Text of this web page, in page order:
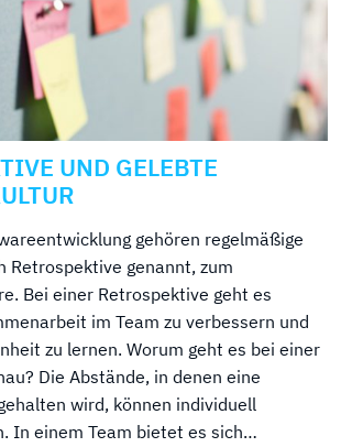
UND GELEBTE
gehören regelmäßige
Retrospektive genannt, zum
Bei einer Retrospektive geht es
im Team zu verbessern und
zu lernen. Worum geht es bei einer
Die Abstände, in denen eine
wird, können individuell
In einem Team bietet es sich…